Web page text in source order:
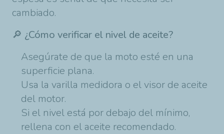
cambiado.
🔎 ¿Cómo verificar el nivel de aceite?
Asegúrate de que la moto esté en una
superficie plana.
Usa la varilla medidora o el visor de aceite
del motor.
Si el nivel está por debajo del mínimo,
rellena con el aceite recomendado.